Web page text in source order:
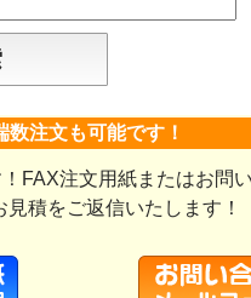
数注文も可能です！
FAX注文用紙またはお問
積をご返信いたします！